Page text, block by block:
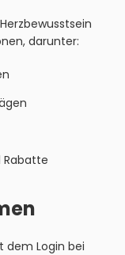
darunter:
Rabatte
dem Login bei